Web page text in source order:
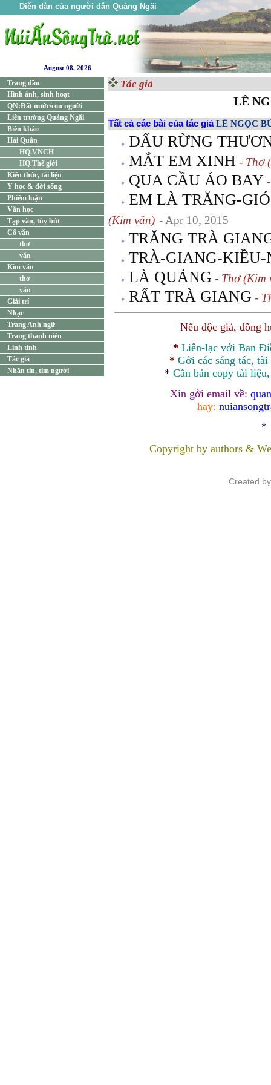
Diễn đàn của người dân Quảng Ngãi
August 08, 2026
Trang đầu
Hình ảnh, sinh hoạt
QN:Đất nước/con người
Liên trường Quảng Ngãi
Biên khảo
Hải Quân
HQ.VNCH
HQ.Thế giới
Kiến thức, tài liệu
Y học & đời sống
Phiếm luận
Văn học
Tạp văn, tùy bút
Cổ văn
thơ
văn
Kim văn
thơ
văn
Giải trí
Nhạc
Trang Anh ngữ
Trang thanh niên
Linh tinh
Tác giả
Nhắn tin, tìm người
Tác giả
LÊ
Tất cả các bài của tác giảLÊ NGỌC
DẤU RỪNG
MẮT EM XINH - Thơ
QUA CẦU ÁO BAY
EM LÀ TRĂNG-
(Kim văn) - Apr 10, 2015
TRĂNG TRÀ
TRÀ-GIANG-KIỀU-
LÀ QUẢNG - Thơ (Kim
RẤT TRÀ GIANG -
Nếu độc giả, đồng
* Liên-lạc với Ban
* Gởi các sáng tác,
* Cần bản copy tài
Xin gởi email về:
hay:
*
Copyright by authors &
Created